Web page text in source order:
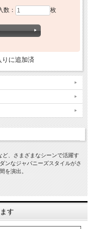
数： 枚
りに追加済
、さまざまなシーンで活躍す
ンなジャパニーズスタイルがさ
を演出。
す